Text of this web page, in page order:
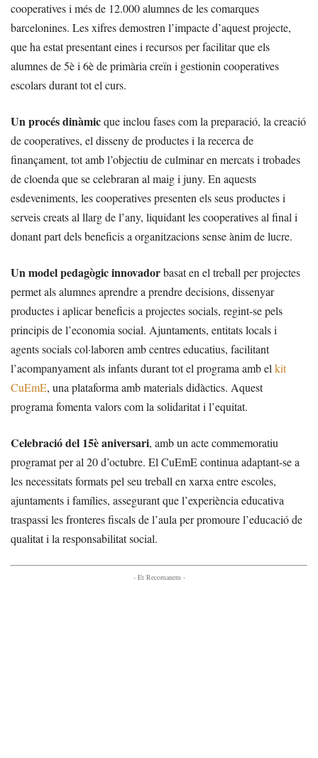
cooperatives i més de 12.000 alumnes de les comarques
barcelonines. Les xifres demostren l’impacte d’aquest projecte,
que ha estat presentant eines i recursos per facilitar que els
alumnes de 5è i 6è de primària creïn i gestionin cooperatives
escolars durant tot el curs.
Un procés dinàmicque inclou fases com la preparació, la creació
de cooperatives, el disseny de productes i la recerca de
finançament, tot amb l’objectiu de culminar en mercats i trobades
de cloenda que se celebraran al maig i juny. En aquests
esdeveniments, les cooperatives presenten els seus productes i
serveis creats al llarg de l’any, liquidant les cooperatives al final i
donant part dels beneficis a organitzacions sense ànim de lucre.
Un model pedagògic innovadorbasat en el treball per projectes
permet als alumnes aprendre a prendre decisions, dissenyar
productes i aplicar beneficis a projectes socials, regint-se pels
principis de l’economia social. Ajuntaments, entitats locals i
agents socials col·laboren amb centres educatius, facilitant
l’acompanyament als infants durant tot el programa amb el kit
CuEmE, una plataforma amb materials didàctics. Aquest
programa fomenta valors com la solidaritat i l’equitat.
Celebració del 15è aniversari, amb un acte commemoratiu
programat per al 20 d’octubre. El CuEmE continua adaptant-se a
les necessitats formats pel seu treball en xarxa entre escoles,
ajuntaments i famílies, assegurant que l’experiència educativa
traspassi les fronteres fiscals de l’aula per promoure l’educació de
qualitat i la responsabilitat social.
- Et Recomanem -